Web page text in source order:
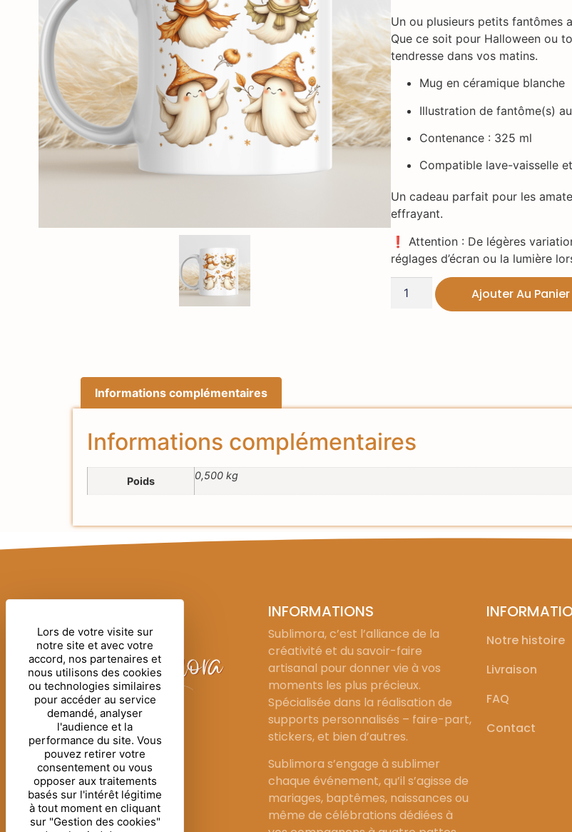
Un ou plusieurs petits fantômes
Que ce soit pour Halloween ou
tendresse dans vos matins.
Mug en céramique blanche
Illustration de fantôme(s)
Contenance : 325 ml
Compatible lave-vaisselle
Un cadeau parfait pour les
effrayant.
❗ Attention : De légères
réglages d’écran ou la lumière
Ajouter Au Panier
Informations complémentaires
Informations complémentaires
Poids 0,500 kg
INFORMATIONS
Sublimora, c’est l’alliance de la
créativité et du savoir-faire
artisanal pour donner vie à vos
moments les plus précieux.
Spécialisée dans la réalisation de
supports personnalisés – faire-part,
stickers, et bien d’autres.
Sublimora s’engage à sublimer
chaque événement, qu’il s’agisse de
mariages, baptêmes, naissances ou
même de célébrations dédiées à
Notre histoire
Livraison
FAQ
Contact
Lors de votre visite sur
notre site et avec votre
accord, nos partenaires et
nous utilisons des cookies
ou technologies similaires
pour accéder au service
demandé, analyser
l'audience et la
performance du site. Vous
pouvez retirer votre
consentement ou vous
opposer aux traitements
basés sur l'intérêt légitime
à tout moment en cliquant
sur "Gestion des cookies"